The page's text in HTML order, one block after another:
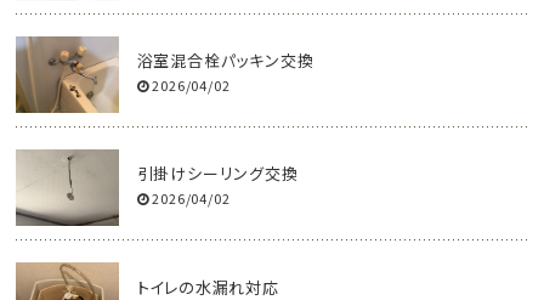
浴室混合栓パッキン交換
2026/04/02
引掛けシーリング交換
2026/04/02
トイレの水漏れ対応